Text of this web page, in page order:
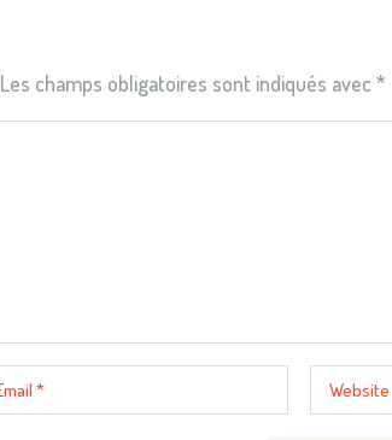
Les champs obligatoires sont indiqués avec*